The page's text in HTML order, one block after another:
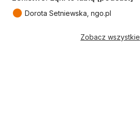
● Dorota Setniewska, ngo.pl
Zobacz wszystkie